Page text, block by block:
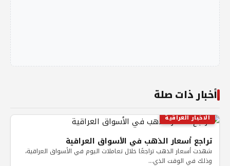
أخبار ذات صلة
الاخبار العراقية
تراجع أسعار الذهب في الأسواق العراقية
شهدت أسعار الذهب تراجعًا خلال تعاملات اليوم في الأسواق العراقية،
وذلك في الوقت الذي…